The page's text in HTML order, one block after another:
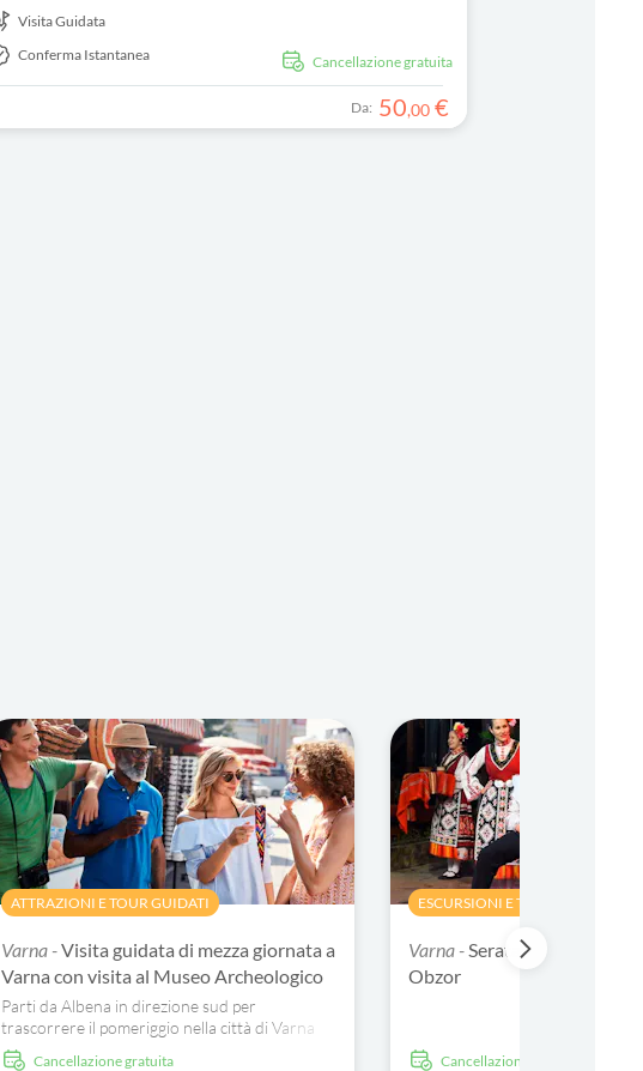
Cancellazione gratuita
Visita Guidata
Conferma Istantanea
Da: 50,00 €
ATTRAZIONI E TOUR GUIDATI
Varna -Visita guidata di mezza giornata a
Varna con visita al Museo Archeologico
Parti da Albena in direzione sud per
trascorrere il pomeriggio nella città di Varna
con questo tour guidato di mezza giornata.
Cancellazione gratuita
ESCURSIONI E TOUR IN
Varna -Serata di folklore
Obzor
Cancellazione gratuita